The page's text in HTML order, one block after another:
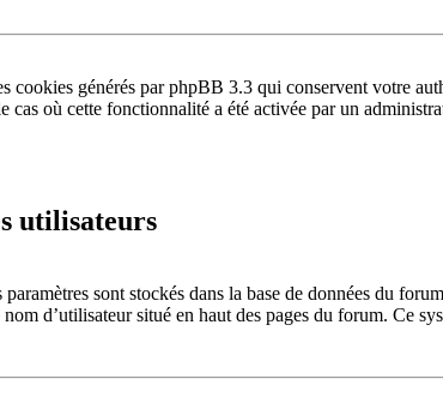
cookies générés par phpBB 3.3 qui conservent votre
cas où cette fonctionnalité a été activée par un
utilisateurs
sont stockés dans la base de données du
d’utilisateur situé en haut des pages du forum. Ce